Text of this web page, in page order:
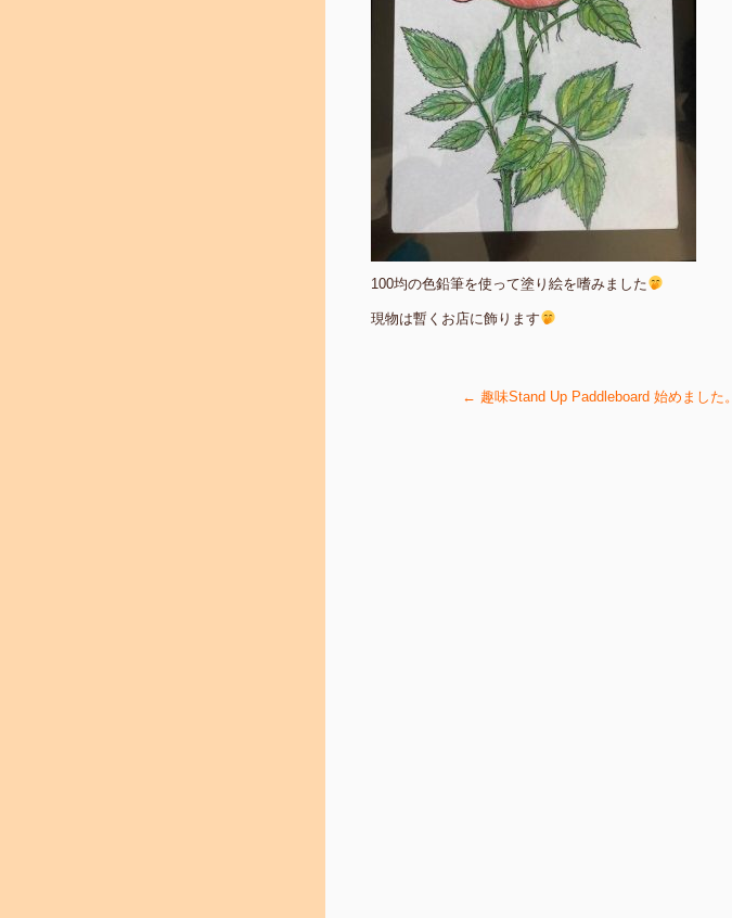
100均の色鉛筆を使って塗り絵を嗜みました
現物は暫くお店に飾ります
← 趣味Stand Up Paddleboard 始めました。